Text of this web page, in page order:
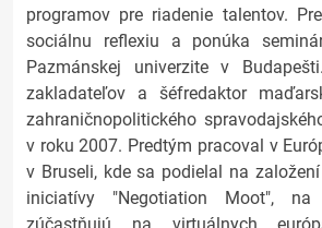
programov pre riadenie talentov.
sociálnu reflexiu a ponúka
Pazmánskej univerzite v
zakladateľov a šéfredaktor
zahraničnopolitického
v roku 2007. Predtým pracoval v
v Bruseli, kde sa podielal na
iniciatívy "Negotiation Moot",